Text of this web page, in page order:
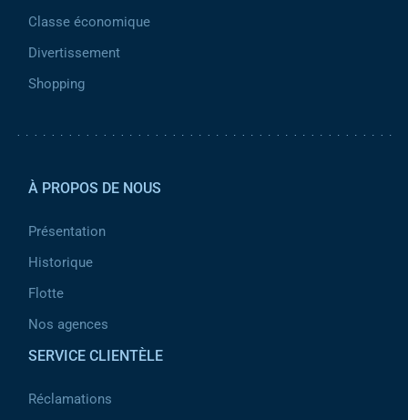
Classe économique
Divertissement
Shopping
À PROPOS DE NOUS
Présentation
Historique
Flotte
Nos agences
SERVICE CLIENTÈLE
Réclamations